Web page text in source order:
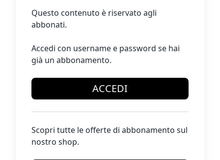
Questo contenuto è riservato agli
abbonati.
Accedi con username e password se hai
già un abbonamento.
ACCEDI
Scopri tutte le offerte di abbonamento sul
nostro shop.